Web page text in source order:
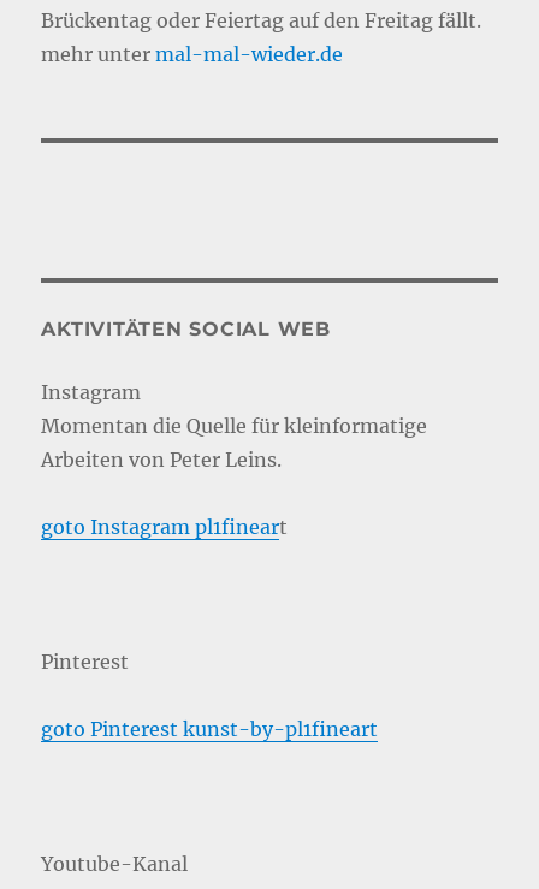
Brückentag oder Feiertag auf den Freitag fällt.
mehr untermal-mal-wieder.de
AKTIVITÄTEN SOCIAL WEB
Instagram
Momentan die Quelle für kleinformatige
Arbeiten von Peter Leins.
goto Instagram pl1fineart
Pinterest
goto Pinterest kunst-by-pl1fineart
Youtube-Kanal